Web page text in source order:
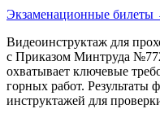
Экзаменационные билеты
Видеоинструктаж для
с Приказом Минтруда
охватывает ключевые
горных работ. Результаты
инструктажей для